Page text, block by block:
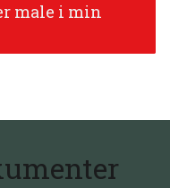
male i min